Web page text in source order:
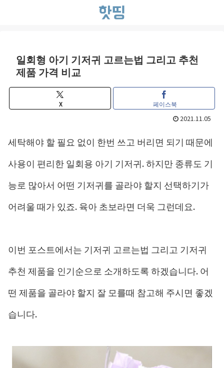
일회형 아기 기저귀 고르는법 그리고 추천
제품 가격 비교
X 페이스북
2021.11.05
세탁해야 할 필요 없이 한번 쓰고 버리면 되기 때문에
사용이 편리한 일회용 아기 기저귀. 하지만 종류도 기
능로 많아서 어떤 기저귀를 골라야 할지 선택하기가
어려울 때가 있죠. 육아 초보라면 더욱 그런데요.
이번 포스트에서는 기저귀 고르는법 그리고 기저귀
추천 제품을 인기순으로 소개하도록 하겠습니다. 어
떤 제품을 골라야 할지 잘 모를때 참고해 주시면 좋겠
습니다.